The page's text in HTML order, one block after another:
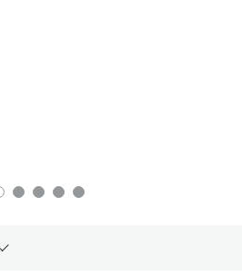
Toggle breadcrumbs